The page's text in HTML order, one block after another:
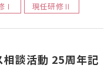
Ⅰ 現任研修Ⅱ
談活動 25周年記